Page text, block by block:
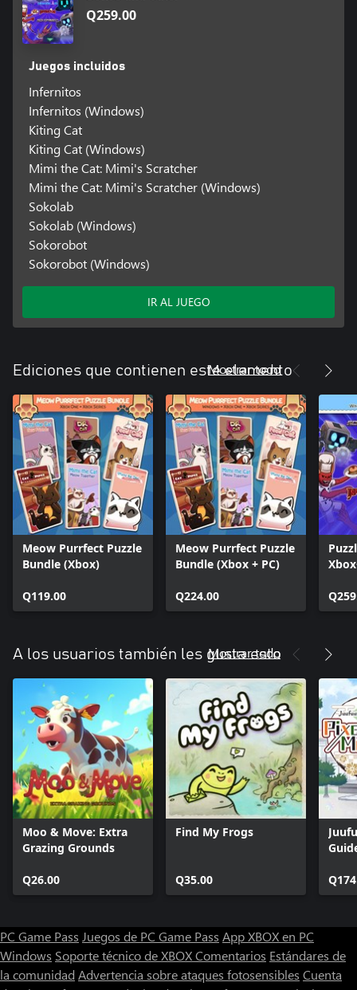
Q259.00
Juegos incluidos
Infernitos
Infernitos (Windows)
Kiting Cat
Kiting Cat (Windows)
Mimi the Cat: Mimi's Scratcher
Mimi the Cat: Mimi's Scratcher (Windows)
Sokolab
Sokolab (Windows)
Sokorobot
Sokorobot (Windows)
IR AL JUEGO
Ediciones que contienen este elemento
Mostrar todo
Meow Purrfect Puzzle
Bundle (Xbox)
Q119.00
Meow Purrfect Puzzle
Bundle (Xbox + PC)
Q224.00
and
A los usuarios también les gusta esto
Mostrar todo
Moo & Move: Extra
Grazing Grounds
Q26.00
Find My Frogs
Q35.00
PC Game Pass Juegos de PC Game Pass App XBOX en PC
Windows Soporte técnico de XBOXComentarios Estándares de
la comunidad Advertencia sobre ataques fotosensibles Cuenta